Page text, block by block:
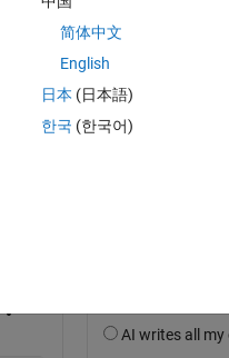
am 10 Jan. 2025
Akzeptiert:
简体中文
English
日本 (日本語)
한국 (한국어)